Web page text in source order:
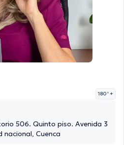
180 ' +
506. Quinto piso. Avenida 3
nacional, Cuenca